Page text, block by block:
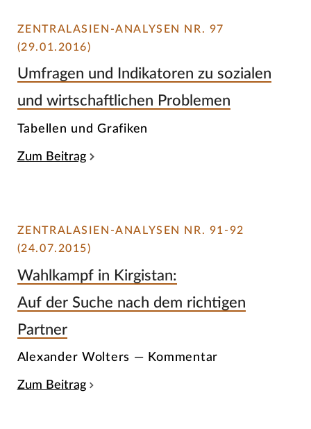
ZENTRALASIEN-ANALYSEN NR. 97
(29.01.2016)
Umfragen und Indikatoren zu sozialen
und wirtschaftlichen Problemen
Tabellen und Grafiken
Zum Beitrag
ZENTRALASIEN-ANALYSEN NR. 91-92
(24.07.2015)
Wahlkampf in Kirgistan:
Auf der Suche nach dem richtigen
Partner
Alexander Wolters — Kommentar
Zum Beitrag